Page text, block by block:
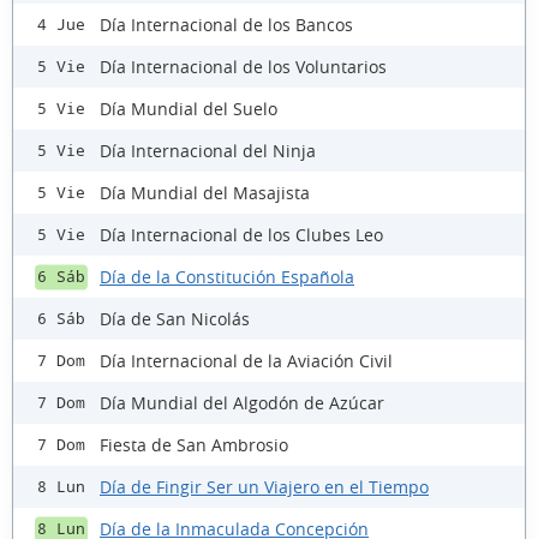
4 Jue Día Internacional de los Bancos
5 Vie Día Internacional de los Voluntarios
5 Vie Día Mundial del Suelo
5 Vie Día Internacional del Ninja
5 Vie Día Mundial del Masajista
5 Vie Día Internacional de los Clubes Leo
6 Sáb Día de la Constitución Española
6 Sáb Día de San Nicolás
7 Dom Día Internacional de la Aviación Civil
7 Dom Día Mundial del Algodón de Azúcar
7 Dom Fiesta de San Ambrosio
8 Lun Día de Fingir Ser un Viajero en el Tiempo
8 Lun Día de la Inmaculada Concepción